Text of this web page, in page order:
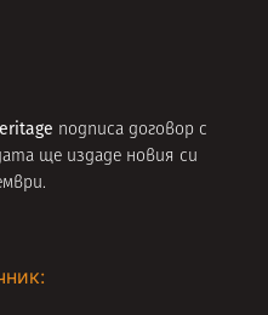
подписа договор с
ще издаде новия си